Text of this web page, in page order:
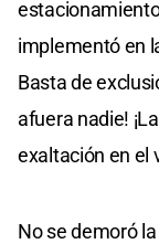
implementó en
Basta de
afuera nadie!
exaltación en el
No se demoró